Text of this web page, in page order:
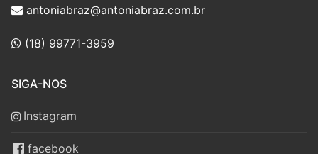
antoniabraz@antoniabraz.com.br
(18) 99771-3959
SIGA-NOS
Instagram
facebook